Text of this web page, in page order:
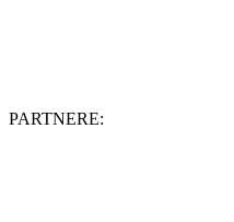
PARTNERE: